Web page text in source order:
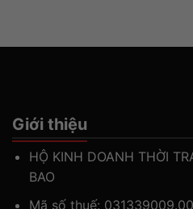
chọn
Giới thiệu
HỘ KINH DOANH THỜI
BAO
Mã số thuế: